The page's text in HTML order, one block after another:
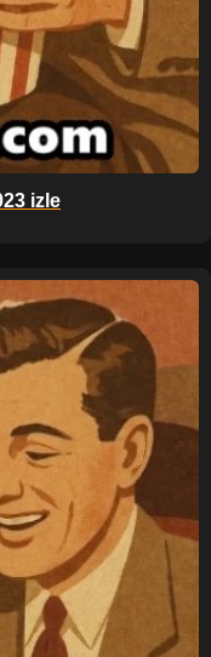
izle